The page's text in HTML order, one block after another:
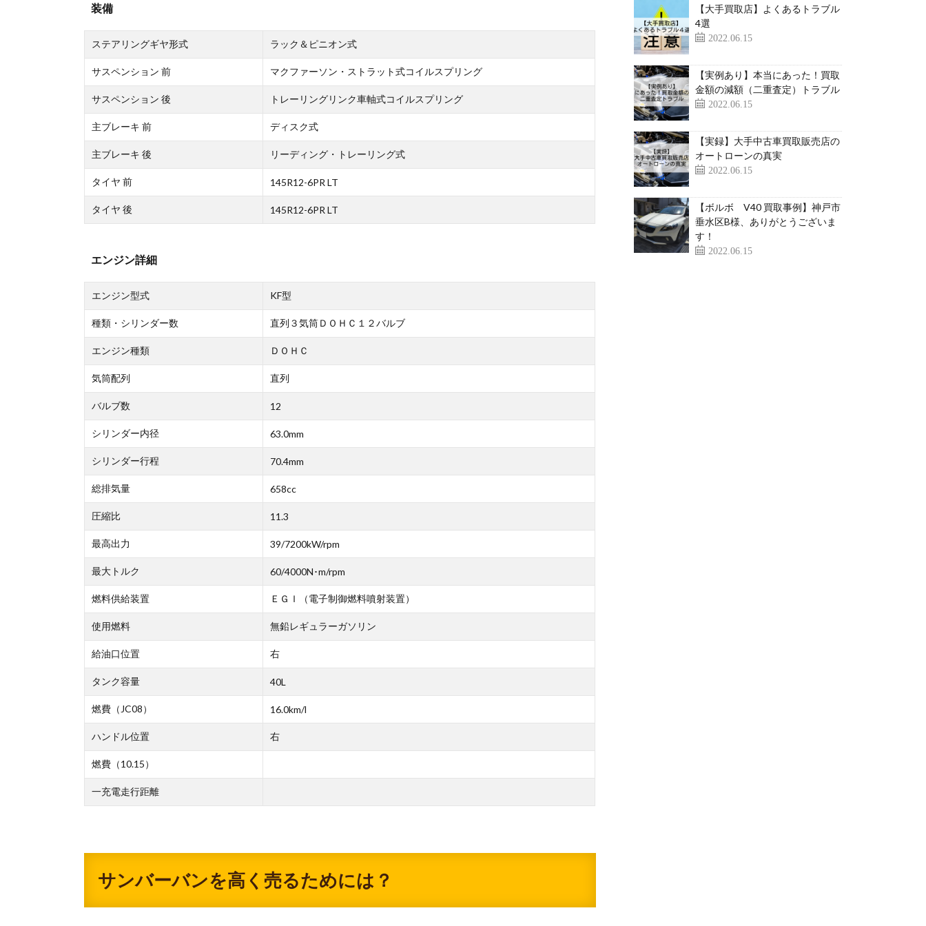
装備
ステアリングギヤ形式 ラック＆ピニオン式
サスペンション 前 マクファーソン・ストラット式コイルスプリング
サスペンション 後 トレーリングリンク車軸式コイルスプリング
主ブレーキ 前 ディスク式
主ブレーキ 後 リーディング・トレーリング式
タイヤ 前 145R12-6PR LT
タイヤ 後 145R12-6PR LT
エンジン詳細
エンジン型式 KF型
種類・シリンダー数 直列３気筒ＤＯＨＣ１２バルブ
エンジン種類 ＤＯＨＣ
気筒配列 直列
バルブ数 12
シリンダー内径 63.0mm
シリンダー行程 70.4mm
総排気量 658cc
圧縮比 11.3
最高出力 39/7200kW/rpm
最大トルク 60/4000N･m/rpm
燃料供給装置 ＥＧＩ（電子制御燃料噴射装置）
使用燃料 無鉛レギュラーガソリン
給油口位置 右
タンク容量 40L
燃費（JC08） 16.0km/l
ハンドル位置 右
燃費（10.15）
一充電走行距離
サンバーバンを高く売るためには？
【大手買取店】よくあるトラブル
4選
2022.06.15
【実例あり】本当にあった！買取
金額の減額（二重査定）トラブル
2022.06.15
【実録】大手中古車買取販売店の
オートローンの真実
2022.06.15
【ボルボ V40 買取事例】神戸市
垂水区B様、ありがとうございま
す！
2022.06.15